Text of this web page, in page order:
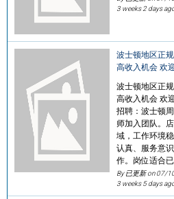
3 weeks 2 days
波士顿地区正
高收入机会 欢
波士顿地区正
高收入机会 欢
招聘：波士顿
师加入团队。
域，工作环境
认真、服务意
作。岗位适合
By 已更新 on07/
3 weeks 5 days